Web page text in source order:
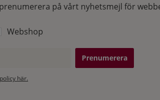
på vårt nyhetsmejl för
du vill prenumerera på:
Webshop
här.